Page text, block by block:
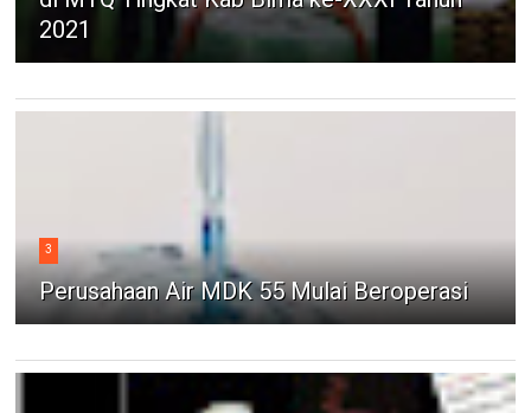
2021
3
Perusahaan Air MDK 55 Mulai Beroperasi